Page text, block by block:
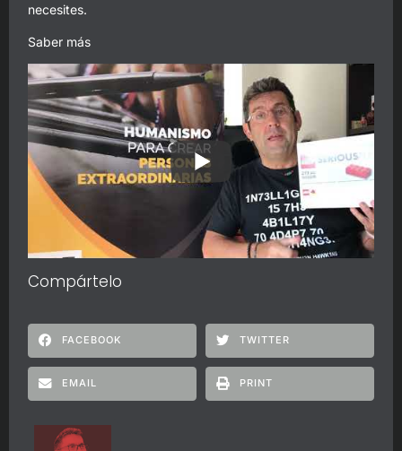
necesites.
Saber más
Compártelo
FACEBOOK TWITTER
EMAIL PRINT